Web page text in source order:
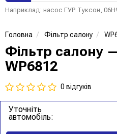
Наприклад: насос ГУР Туксон,
Головна Фільтр салону
Фільтр салону
WP6812
0 відгуків
Уточніть
автомобіль: